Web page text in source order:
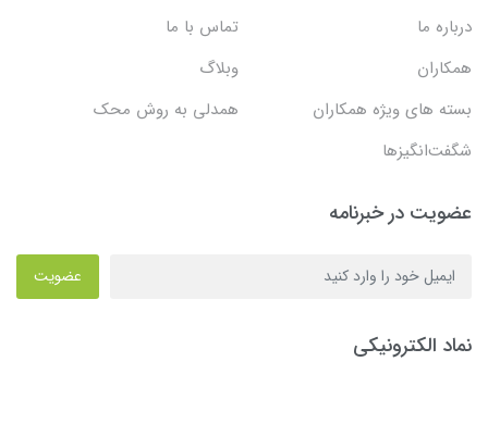
درباره ما
تماس با ما
همکاران
وبلاگ
بسته های ویژه همکاران
همدلی به روش محک
شگفت‌انگیزها
عضویت در خبرنامه
عضویت
نماد الکترونیکی